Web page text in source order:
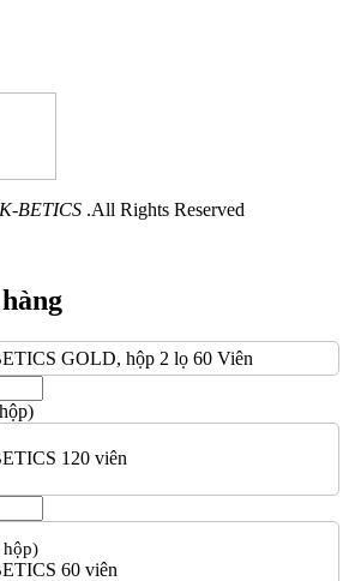
BETICS .All Rights Reserved
GOLD, hộp 2 lọ 60 Viên
120 viên
60 viên